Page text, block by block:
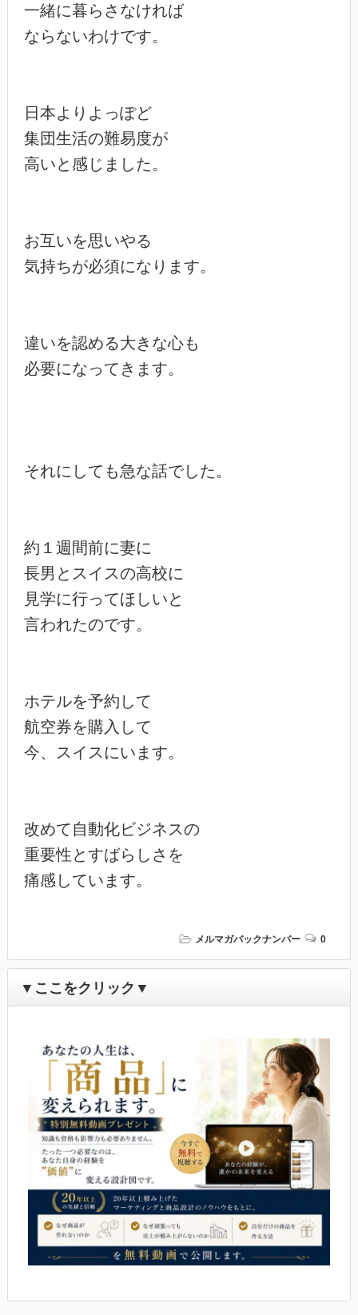
一緒に暮らさなければ
ならないわけです。
日本よりよっぽど
集団生活の難易度が
高いと感じました。
お互いを思いやる
気持ちが必須になります。
違いを認める大きな心も
必要になってきます。
それにしても急な話でした。
約１週間前に妻に
長男とスイスの高校に
見学に行ってほしいと
言われたのです。
ホテルを予約して
航空券を購入して
今、スイスにいます。
改めて自動化ビジネスの
重要性とすばらしさを
メルマガバックナンバー 0
▼ここをクリック▼